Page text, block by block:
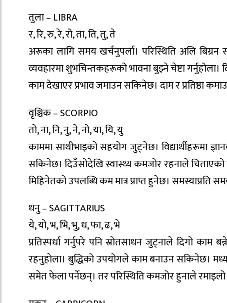
तुला – LIBRA
र, रि, रु, रे, रो, ता, ति, तु, ते
अरूका लागि समय खर्चनुपर्ला। परिस्थिति अलि
व्यवहारमा शुभचिन्तकहरूको भावना बुझ्ने चेष्टा
काम देखाएर प्रभाव जमाउन सकिनेछ। दाम र प्रतिष्ठा
वृश्चिक – SCORPIO
तो, ना, नि, नु, ने, नो, या, यि, यु
काममा साथीभाइको सहयोग जुट्नेछ। विद्यार्थीहरूमा
सकिनेछ। दिउँसोदेखि स्वास्थ्य कमजोर रहनाले चिताएको
मिहिनेतको उपलब्धि कम मात्र प्राप्त हुनेछ। समस्याप्रति
धनु – SAGITTARIUS
ये, यो, भ, भि, भु, ध, फा, ढ, भे
प्रतिस्पर्धा गर्नुपरे पनि स्रोतसाधन जुट्नाले दिगो
रहनुहाेला। बुद्धिको उपयोगले काम बनाउन सकिनेछ।
समेत फेला पर्नेछन्। तर परिस्थिति कमजोर हुनाले